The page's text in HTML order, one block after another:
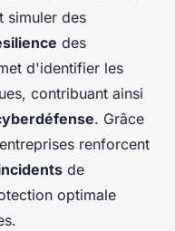
simuler des
des
d'identifier les
contribuant ainsi
. Grâce
renforcent
de
optimale